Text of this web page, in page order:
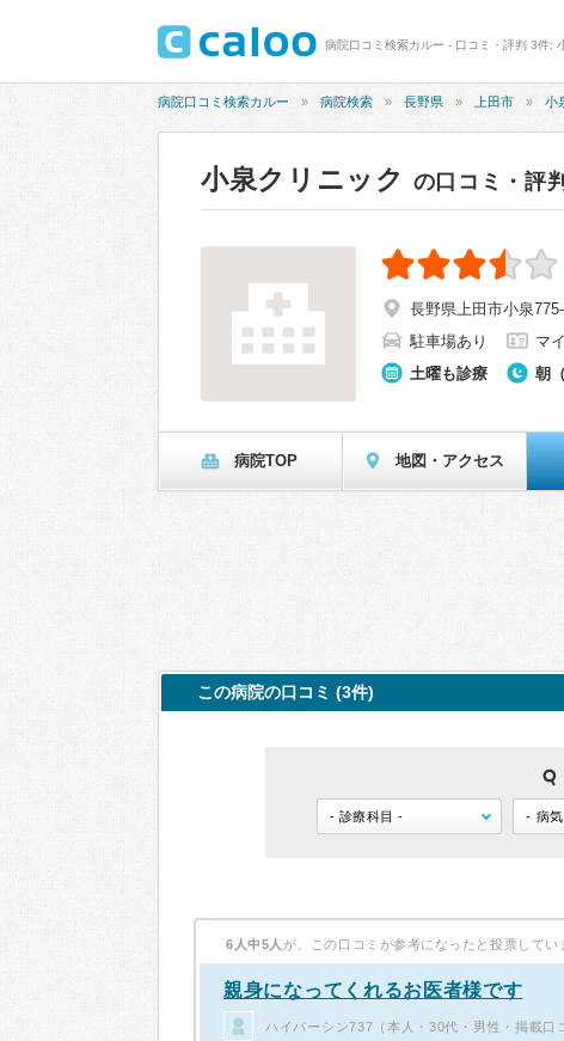
病院口コミ検索カルー - 口コミ・評判 3件:
病院口コミ検索カルー 病院検索 長野県 上田市 小
小泉クリニック の口コミ・評判
長野県上田市小泉
駐車場あり
マ
土曜も診療
朝
病院TOP 地図・アクセス
この病院の口コミ (3件)
6人中5人 が、この口コミが参考になったと投票してい
親身になってくれるお医者様です
ハイパーシン737（本人・30代・男性・掲載口